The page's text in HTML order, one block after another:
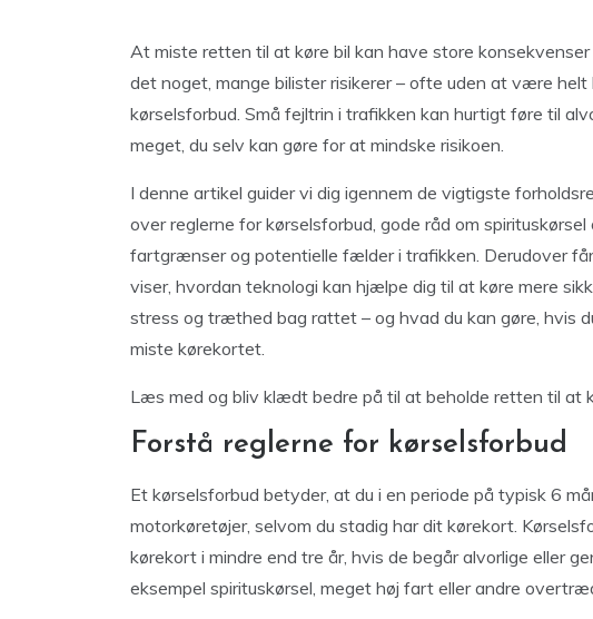
At miste retten til at køre bil kan have store
det noget, mange bilister risikerer – ofte uden at være
kørselsforbud. Små fejltrin i trafikken kan hurtigt føre til
meget, du selv kan gøre for at mindske risikoen.
I denne artikel guider vi dig igennem de vigtigste
over reglerne for kørselsforbud, gode råd om
fartgrænser og potentielle fælder i trafikken. Derudover
viser, hvordan teknologi kan hjælpe dig til at køre mere
stress og træthed bag rattet – og hvad du kan gøre, hvis
miste kørekortet.
Læs med og bliv klædt bedre på til at beholde retten til at
Forstå reglerne for kørselsforbud
Et kørselsforbud betyder, at du i en periode på typisk 6
motorkøretøjer, selvom du stadig har dit kørekort.
kørekort i mindre end tre år, hvis de begår alvorlige eller
eksempel spirituskørsel, meget høj fart eller andre